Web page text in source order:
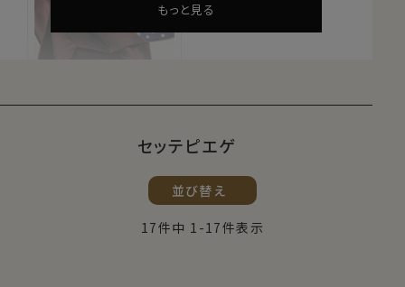
セッテピエゲ （Sette Piega） ｜ 商品一
イタリア語で「7つ折り」と言う意味のセッテピエゲ。
もっと見る
セッテピエゲ
並び替え
17件中 1 -17件表示